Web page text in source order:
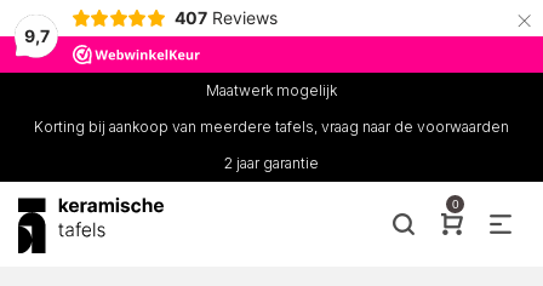
9,7
407 Reviews ×
Maatwerk mogelijk
Korting bij aankoop van meerdere tafels, vraag naar de voorwaarden
2 jaar garantie
0